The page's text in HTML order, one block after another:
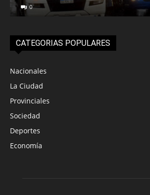
0
CATEGORIAS POPULARES
Nacionales
La Ciudad
Provinciales
Sociedad
Deportes
Economía